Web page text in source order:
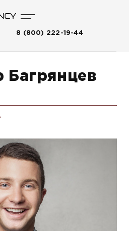
8 (800) 222-19-44
Багрянцев